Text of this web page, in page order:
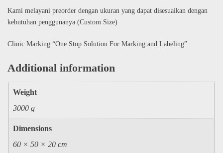
Kami melayani preorder dengan ukuran yang dapat disesuaikan dengan
kebutuhan penggunanya (Custom Size)
Clinic Marking “One Stop Solution For Marking and Labeling”
Additional information
Weight
3000 g
Dimensions
60 × 50 × 20 cm